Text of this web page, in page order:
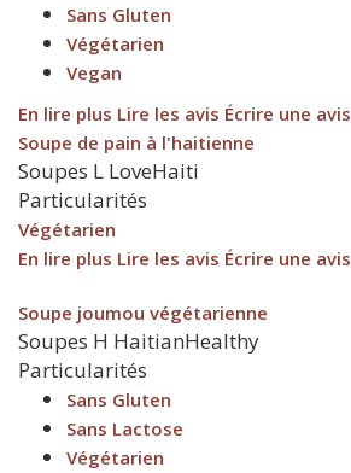
Sans Gluten
Végétarien
Vegan
En lire plus Lire les avis Écrire une avis
Soupe de pain à l'haitienne
Soupes L LoveHaiti
Particularités
Végétarien
En lire plus Lire les avis Écrire une avis
Soupe joumou végétarienne
Soupes H HaitianHealthy
Particularités
Sans Gluten
Sans Lactose
Végétarien